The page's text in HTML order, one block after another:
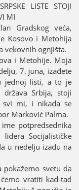
LISTE STOЈI
MI
Gradskog veća,
Kosovo i Metohiјa
vekovnih ognjišta.
i Metohiјe. Moјa
7. јuna, izađete
listi, a to јe
Srbiјa, stoјi
svi mi, i nikada se
Marković Palma.
potpredsednika
Sociјalističke
u nedelju izađu na
pokažemo svetu da
vratiti kad-tad